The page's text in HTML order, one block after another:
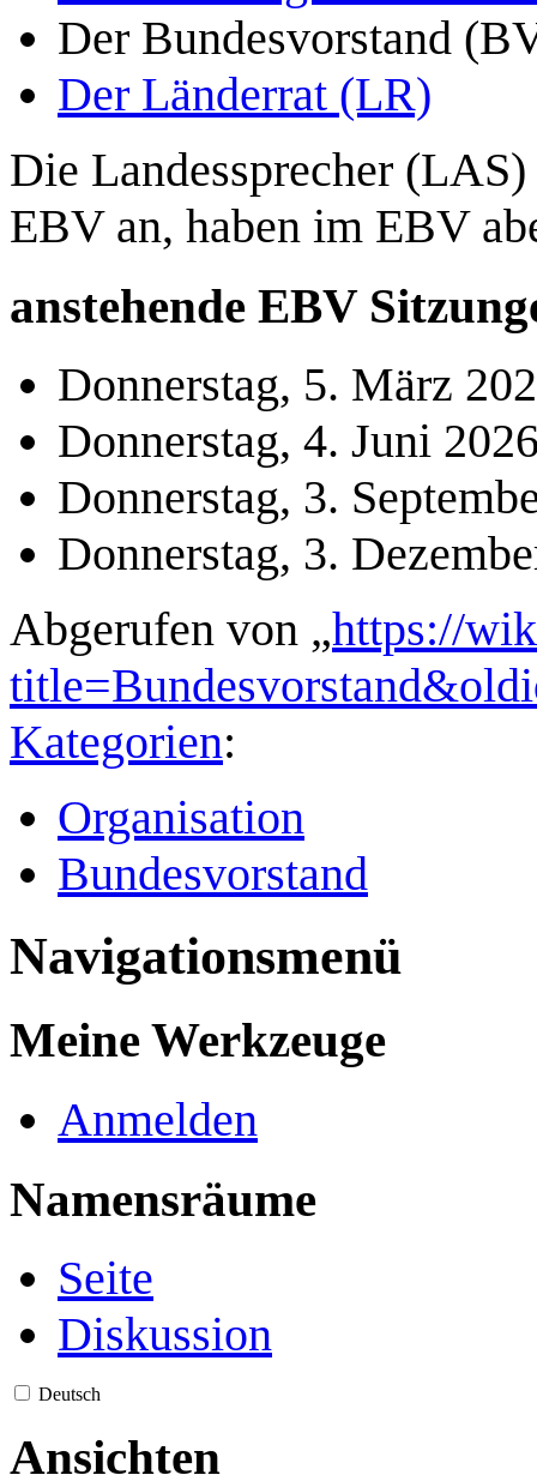
Der Bundesvorstand
Der Länderrat (LR)
Die Landessprecher
EBV an, haben im EBV
anstehende EBV
Donnerstag, 5. März
Donnerstag, 4. Juni
Donnerstag, 3.
Donnerstag, 3.
Abgerufen von „https://
Kategorien:
Organisation
Bundesvorstand
Navigationsmenü
Meine Werkzeuge
Anmelden
Namensräume
Seite
Diskussion
Deutsch
Ansichten